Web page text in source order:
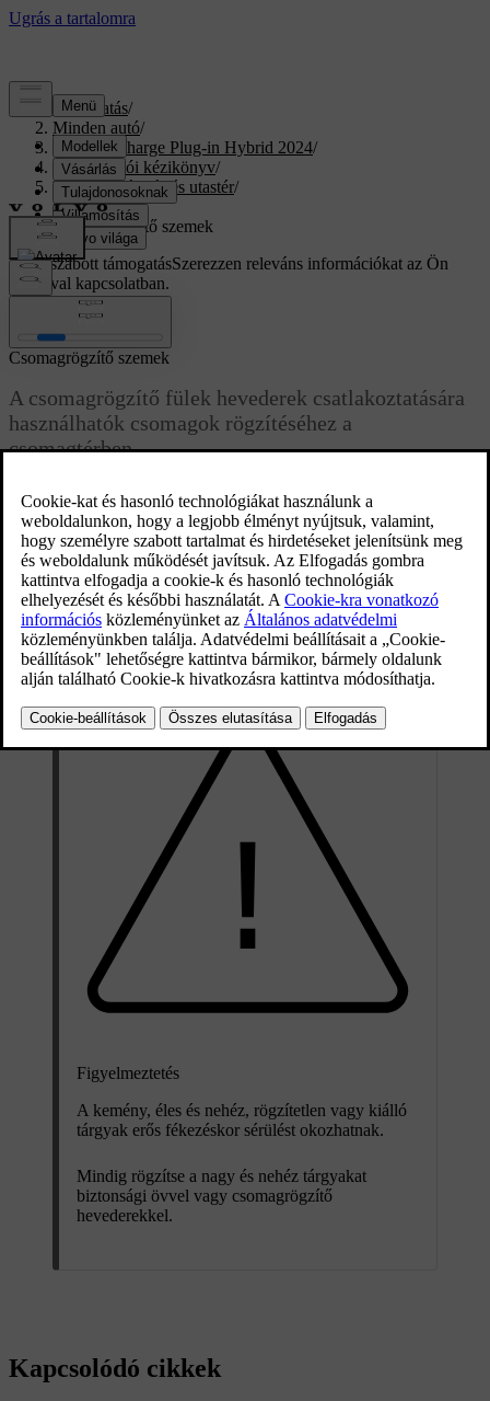
Támogatás/
Minden autó/
XC40 Recharge Plug-in Hybrid 2024/
Felhasználói kézikönyv/
Rakodás, tárolás és utastér/
Raktér/
Csomagrögzítő szemek
Testreszabott támogatásSzerezzen releváns információkat az Ön
autójával kapcsolatban.
Bejelentkezés
Csomagrögzítő szemek
A csomagrögzítő fülek hevederek csatlakoztatására
használhatók csomagok rögzítéséhez a
csomagtérben.
Figyelmeztetés
A kemény, éles és nehéz, rögzítetlen vagy kiálló
tárgyak erős fékezéskor sérülést okozhatnak.
Mindig rögzítse a nagy és nehéz tárgyakat
biztonsági övvel vagy csomagrögzítő
hevederekkel.
Kapcsolódó cikkek